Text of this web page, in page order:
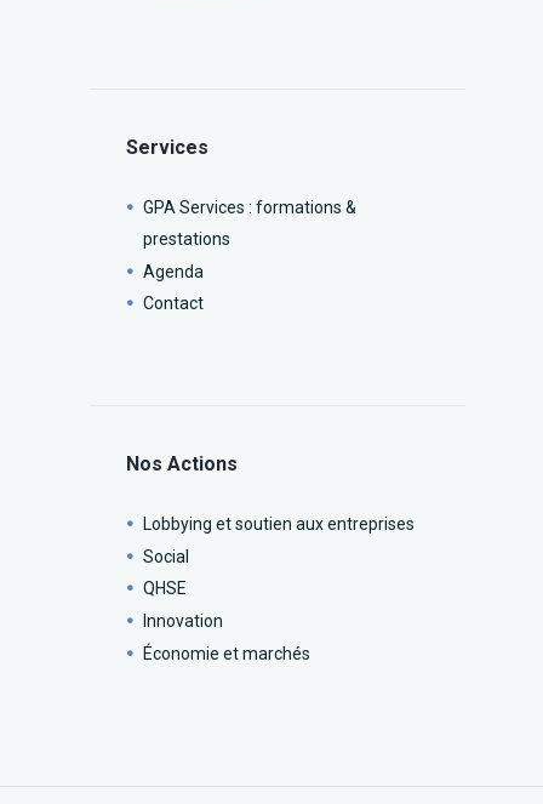
Services
GPA Services : formations &
prestations
Agenda
Contact
Nos Actions
Lobbying et soutien aux entreprises
Social
QHSE
Innovation
Économie et marchés